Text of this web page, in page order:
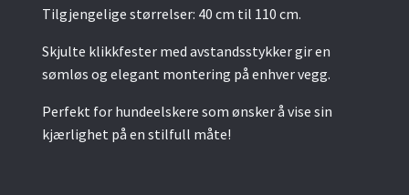
Tilgjengelige størrelser: 40 cm til 110 cm.
Skjulte klikkfester med avstandsstykker gir en
sømløs og elegant montering på enhver vegg.
Perfekt for hundeelskere som ønsker å vise sin
kjærlighet på en stilfull måte!